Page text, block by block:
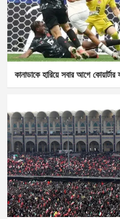
কানাডাকে হারিয়ে সবার আগে